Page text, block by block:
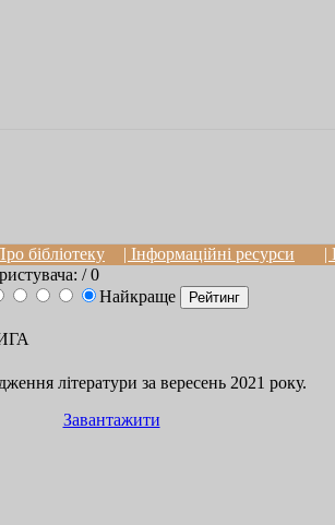
бібліотеку | Інформаційні ресурси
|
/ 0
Найкраще
літератури за вересень 2021 року.
Завантажити